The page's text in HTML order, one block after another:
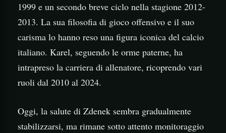
1999 e un secondo breve ciclo nella stagione 2012-
2013. La sua filosofia di gioco offensivo e il suo
carisma lo hanno reso una figura iconica del calcio
italiano. Karel, seguendo le orme paterne, ha
intrapreso la carriera di allenatore, ricoprendo vari
ruoli dal 2010 al 2024.
Oggi, la salute di Zdenek sembra gradualmente
stabilizzarsi, ma rimane sotto attento monitoraggio